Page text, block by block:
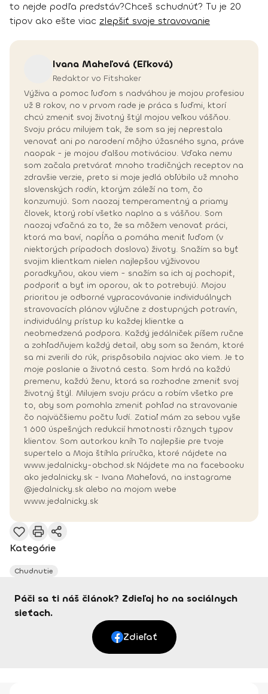
to nejde podľa predstáv?Chceš schudnúť? Tu je 20
tipov ako ešte viac zlepšiť svoje stravovanie
Ivana Maheľová (Eľková)
Redaktor vo Fitshaker
Výživa a pomoc ľuďom s nadváhou je mojou profesiou
už 8 rokov, no v prvom rade je práca s ľuďmi, ktorí
chcú zmeniť svoj životný štýl mojou veľkou vášňou.
Svoju prácu milujem tak, že som sa jej neprestala
venovať ani po narodení môjho úžasného syna, práve
naopak - je mojou ďalšou motiváciou. Vďaka nemu
som začala pretvárať mnoho tradičných receptov na
zdravšie verzie, preto si moje jedlá obľúbilo už mnoho
slovenských rodín, ktorým záleží na tom, čo
konzumujú. Som naozaj temperamentný a priamy
človek, ktorý robí všetko naplno a s vášňou. Som
naozaj vďačná za to, že sa môžem venovať práci,
ktorá ma baví, napĺňa a pomáha meniť ľuďom (v
niektorých prípadoch doslova) životy. Snažím sa byť
svojim klientkam nielen najlepšou výživovou
poradkyňou, akou viem - snažím sa ich aj pochopiť,
podporiť a byť im oporou, ak to potrebujú. Mojou
prioritou je odborné vypracovávanie individuálnych
stravovacích plánov výlučne z dostupných potravín,
individuálny prístup ku každej klientke a
neobmedzená podpora. Každý jedálniček píšem ručne
a zohľadňujem každý detail, aby som sa ženám, ktoré
sa mi zverili do rúk, prispôsobila najviac ako viem. Je to
moje poslanie a životná cesta. Som hrdá na každú
premenu, každú ženu, ktorá sa rozhodne zmeniť svoj
životný štýl. Milujem svoju prácu a robím všetko pre
to, aby som pomohla zmeniť pohľad na stravovanie
čo najväčšiemu počtu ľudí. Zatiaľ mám za sebou vyše
1 600 úspešných redukcií hmotnosti rôznych typov
klientov. Som autorkou kníh To najlepšie pre tvoje
supertelo a Moja štíhla príručka, ktoré nájdete na
www.jedalnicky-obchod.sk Nájdete ma na facebooku
ako jedalnicky.sk - Ivana Maheľová, na instagrame
@jedalnicky.sk alebo na mojom webe
www.jedalnicky.sk
Kategórie
Chudnutie
Páči sa ti náš článok? Zdieľaj ho na sociálnych
sieťach.
Zdieľať